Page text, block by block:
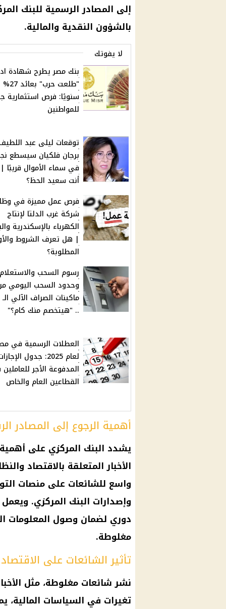
إلى المصادر الرسمية للبنك
بالشؤون النقدية والمالية.
لا يفوتك
بنك مصر يطرح شهادة
"طلعت حرب" بعائد 27%
سنويًا: فرص استثمارية
للمواطنين
توقعات ليلى عبد
برجان فلكيان سيسطع
في سماء الأموال
أنت سعيد الحظ؟
فرص عمل مميزة في
شركة غرب الدلتا لإنتاج
الكهرباء بالإسكندرية
| هل تعرف الشروط
المطلوبة؟
رسوم السحب والاستعلام
وحدود السحب اليومي
.. "هيتخصم منك كام؟"
العطلات الرسمية في
لعام 2025: جدول
المدفوعة الأجر
القطاعين العام والخاص
أهمية الرجوع إلى المصادر
يشدد البنك المركزي على
الأخبار المتعلقة بالاقتصاد
واسع للشائعات على منصات
وإصدارات البنك المركزي.
دوري لضمان وصول المعلومات
مغلوطة.
تأثير الشائعات على الاقتصاد
نشر شائعات مغلوطة، مثل
تغيرات في السياسات المالية،